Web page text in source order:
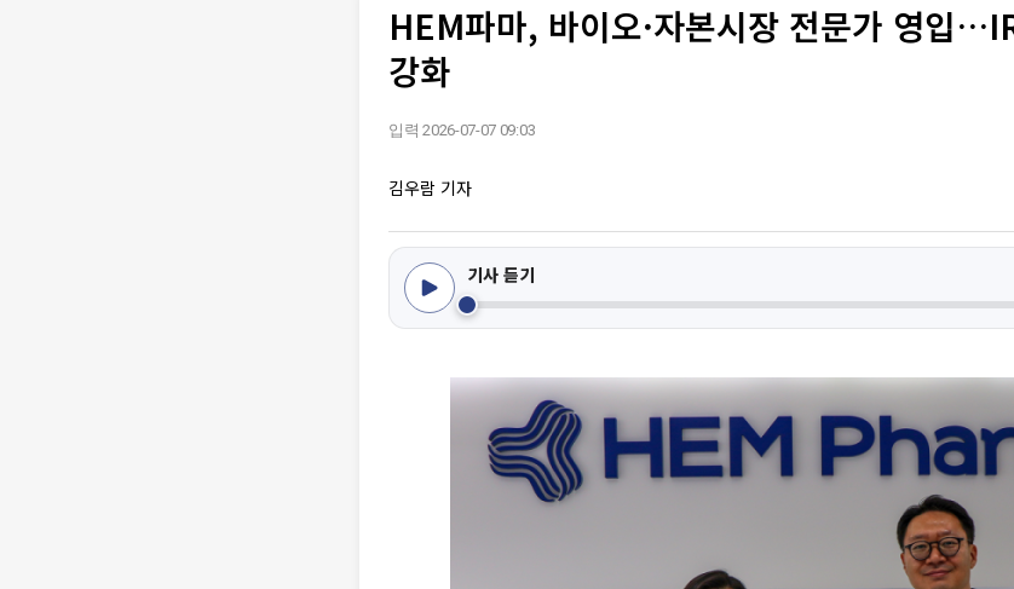
HEM파마, 바이오·자본시장 전문가 영입
강화
입력 2026-07-07 09:03
김우람 기자
기사 듣기